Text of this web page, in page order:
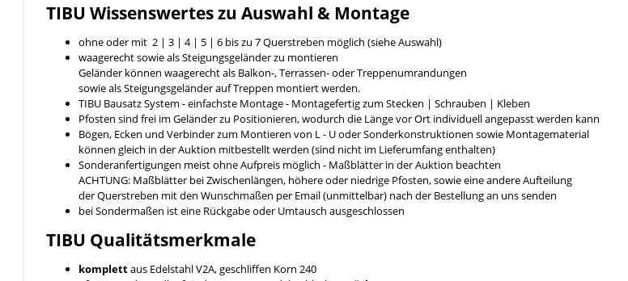
TIBU Wissenswerteszu Auswahl & Montage
ohne oder mit 2 | 3 | 4 | 5 | 6 bis zu 7 Querstreben möglich (siehe Auswahl)
waagerecht sowie als Steigungsgeländer zu montieren
Geländer können waagerecht als Balkon-, Terrassen- oder Treppenumrandungen
sowie als Steigungsgeländer auf Treppen montiert werden.
TIBU Bausatz System - einfachste Montage - Montagefertig zum Stecken | Schrauben | Kleben
Pfosten sind frei im Geländer zu Positionieren, wodurch die Länge vor Ort individuell angepasst werden kann
Bögen, Ecken und Verbinder zum Montieren von L - U oder Sonderkonstruktionen sowie Montagematerial
können gleich in der Auktion mitbestellt werden (sind nicht im Lieferumfang enthalten)
Sonderanfertigungen meist ohne Aufpreis möglich - Maßblätter in der Auktion beachten
ACHTUNG: Maßblätter bei Zwischenlängen, höhere oder niedrige Pfosten, sowie eine andere Aufteilung
der Querstreben mit den Wunschmaßen per Email (unmittelbar) nach der Bestellung an uns senden
bei Sondermaßen ist eine Rückgabe oder Umtausch ausgeschlossen
TIBU Qualitätsmerkmale
komplettaus Edelstahl V2A, geschliffen Korn 240